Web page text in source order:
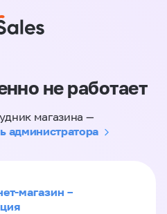
не работает
магазина —
администратора
магазин –